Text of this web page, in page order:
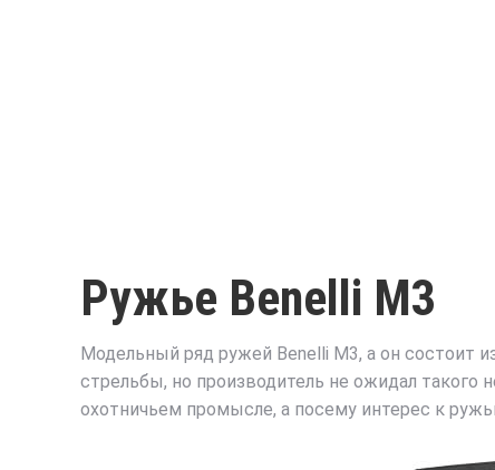
Ружье Benelli M3
Модельный ряд ружей Benelli M3, а он состоит
стрельбы, но производитель не ожидал такого
охотничьем промысле, а посему интерес к